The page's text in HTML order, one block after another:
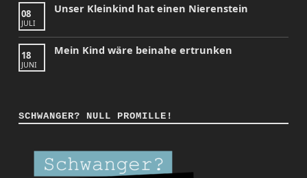
08
JULI
Unser Kleinkind hat einen Nierenstein
18
JUNI
Mein Kind wäre beinahe ertrunken
SCHWANGER? NULL PROMILLE!